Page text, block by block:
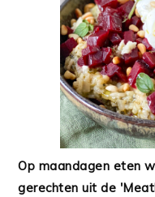
Op maandagen eten
gerechten uit de